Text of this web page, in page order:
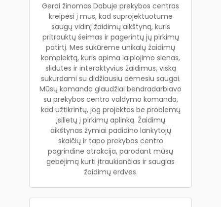
Gerai žinomas Dabuje prekybos centras
kreipėsi į mus, kad suprojektuotume
saugų vidinį žaidimų aikštyną, kuris
pritrauktų šeimas ir pagerintų jų pirkimų
patirtį. Mes sukūrėme unikalų žaidimų
komplektą, kuris apima laipiojimo sienas,
slidutes ir interaktyvius žaidimus, viską
sukurdami su didžiausiu dėmesiu saugai.
Mūsų komanda glaudžiai bendradarbiavo
su prekybos centro valdymo komanda,
kad užtikrintų, jog projektas be problemų
įsilietų į pirkimų aplinką. Žaidimų
aikštynas žymiai padidino lankytojų
skaičių ir tapo prekybos centro
pagrindine atrakcija, parodant mūsų
gebėjimą kurti įtraukiančias ir saugias
žaidimų erdves.